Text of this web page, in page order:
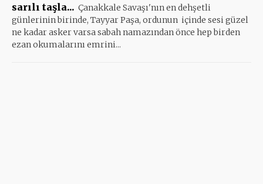
sarılı taşla... Çanakkale Savaşı'nın en dehşetli
günlerinin birinde, Tayyar Paşa, ordunun içinde sesi güzel
ne kadar asker varsa sabah namazından önce hep birden
ezan okumalarını emrini...